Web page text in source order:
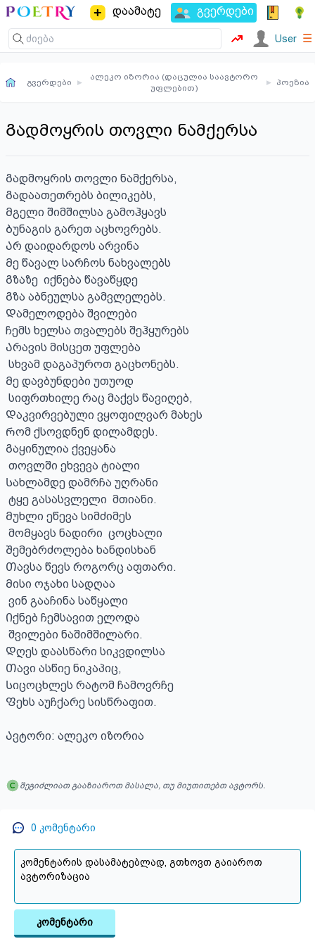
დაამატე გვერდები
User ☰
გვერდები ▸
ალეკო იზორია (დაცულია საავტორო
უფლებით)
▸ პოეზია
Გადმოყრის თოვლი ნამქერსა
Გადმოყრის თოვლი ნამქერსა,
Გადაათეთრებს ბილიკებს,
Მგელი შიმშილსა გამოჰყავს
Ბუნაგის გარეთ აცხოვრებს.
Არ დაიდარდოს არვინა
Მე წავალ სარჩოს ნახვალებს
Გზაზე  იქნება წავაწყდე
Გზა აბნეულსა გამვლელებს.
Დამელოდება შვილები
ჩემს ხელსა თვალებს შეჰყურებს
Არავის მისცეთ უფლება
Მე დავბუნდები უთუოდ
Დაკვირვებული ვყოფილვარ მახეს
Რომ ქსოვდნენ დილამდეს.
Გაყინულია ქვეყანა
Სახლამდე დამრჩა უღრანი
Მუხლი ეწევა სიმძიმეს
Შემებრძოლება ხანდისხან
Თავსა წევს როგორც აფთარი.
Მისი ოჯახი სადღაა
Იქნებ ჩემსავით ელოდა
Დღეს დაასწარი სიკვდილსა
Თავი ასწიე ნიკაპიც,
Სიცოცხლეს რატომ ჩამოვრჩე
Ფეხს აუჩქარე სისწრაფით.
Ავტორი: ალეკო იზორია
შეგიძლიათ გააზიაროთ მასალა, თუ მიუთითებთ ავტორს.
0 კომენტარი
კომენტარი